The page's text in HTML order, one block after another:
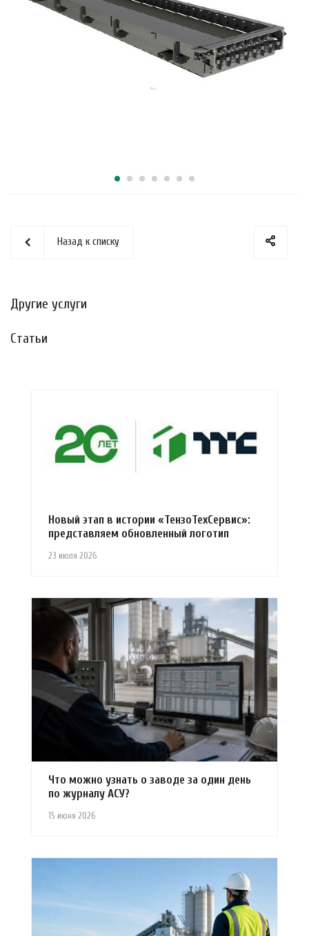
Назад к списку
Другие услуги
Статьи
23 июля 2026
Новый этап в истории «ТензоТехСервис»:
представляем обновленный логотип
15 июня 2026
Что можно узнать о заводе за один день
по журналу АСУ?